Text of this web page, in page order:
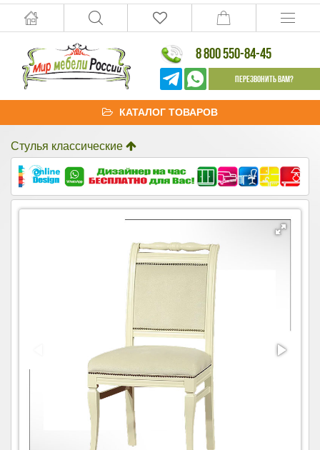
8 800 550-84-45
Перезвонить Вам?
КАТАЛОГ ТОВАРОВ
Стулья классические